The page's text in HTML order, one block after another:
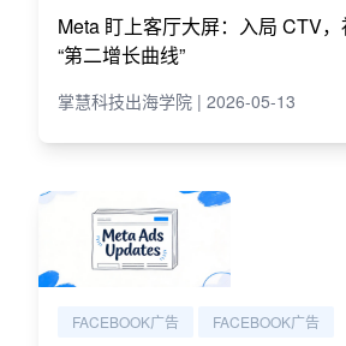
Meta 盯上客厅大屏：入局 CTV
“第二增长曲线”
掌慧科技出海学院 | 2026-05-13
FACEBOOK广告 FACEBOOK广告